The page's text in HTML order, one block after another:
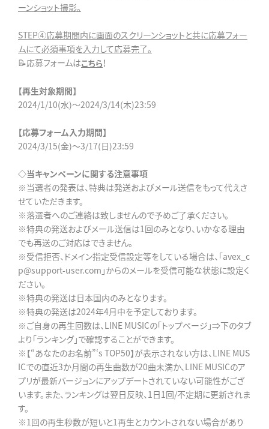
ーンショット撮影。
STEP④応募期間内に画面のスクリーンショットと共に応募フォー
ムにて必須事項を入力して応募完了。
📝応募フォームはこちら！
【再生対象期間】
2024/1/10(水)～2024/3/14(木)23:59
【応募フォーム入力期間】
2024/3/15(金)～3/17(日)23:59
◇当キャンペーンに関する注意事項
※当選者の発表は、特典は発送およびメール送信をもって代えさ
せていただきます。
※落選者へのご連絡は致しませんので予めご了承ください。
※特典の発送およびメール送信は1回のみとなり、いかなる理由
でも再送のご対応はできません。
※受信拒否、ドメイン指定受信設定等をしている場合は、「avex_c
p@support-user.com」からのメールを受信可能な状態に設定く
ださい。
※特典の発送は日本国内のみとなります。
※特典の発送は2024年4月中を予定しております。
※ご自身の再生回数は、LINE MUSICの「トップページ」⇒下のタブ
より「ランキング」で確認することができます。
※【“あなたのお名前”‘s TOP50】が表示されない方は、LINE MUS
ICでの直近3か月間の再生曲数が20曲未満か、LINE MUSICのア
プリが最新バージョンにアップデートされていない可能性がござ
います。また、ランキングは翌日反映、1日1回/不定期に更新されま
す。
※1回の再生秒数が短いと1再生とカウントされない場合があり